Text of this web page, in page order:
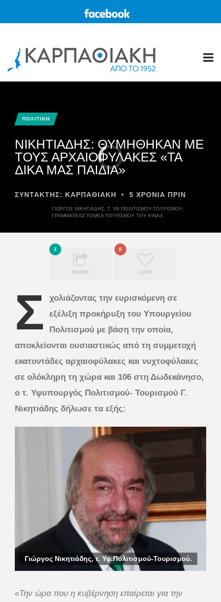
ΓΙΏΡΓΟΣ ΝΙΚΗΤΙΆΔΗΣ, Τ. ΥΦ.ΠΟΛΙΤΙΣΜΟΎ-ΤΟΥΡΙΣΜΟΎ,
ΓΡΑΜΜΑΤΈΑΣ ΤΟΜΈΑ ΤΟΥΡΙΣΜΟΎ ΤΟΥ ΚΙΝΑΛ
ΠΟΛΙΤΙΚΗ
ΝΙΚΗΤΙΑΔΗΣ: ΘΥΜΗΘΗΚΑΝ ΜΕ
ΤΟΥΣ ΑΡΧΑΙΟΦΥΛΑΚΕΣ «ΤΑ
ΔΙΚΑ ΜΑΣ ΠΑΙΔΙΑ»
ΣΥΝΤΆΚΤΗΣ: ΚΑΡΠΑΘΙΑΚΗ • 5 ΧΡΌΝΙΑ ΠΡΙΝ
1
SHARE
0
LOVE
Σ
χολιάζοντας την ευρισκόμενη σε
εξέλιξη προκήρυξη του Υπουργείου
Πολιτισμού με βάση την οποία,
αποκλείονται ουσιαστικώς από τη συμμετοχή
εκατοντάδες αρχαιοφύλακες και νυχτοφύλακες
σε ολόκληρη τη χώρα και 106 στη Δωδεκάνησο,
ο τ. Υφυπουργός Πολιτισμού- Τουρισμού Γ.
Νικητιάδης δήλωσε τα εξής:
Γιώργος Νικητιάδης, τ. Υφ.Πολιτισμού-Τουρισμού.
«Την ώρα που η κυβέρνηση επαίρεται για την